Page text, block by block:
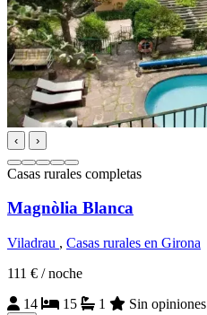
‹ ›
Casas rurales completas
Magnòlia Blanca
Viladrau , Casas rurales en Girona
111 € / noche
14
15 1 Sin opiniones